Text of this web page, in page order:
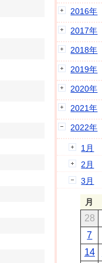
2016年
2017年
2018年
2019年
2020年
2021年
2022年
1月
2月
3月
月
28
7
14